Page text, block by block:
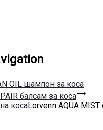
OIL шампон за коса
балсам за коса
косаLorvenn AQUA MIST